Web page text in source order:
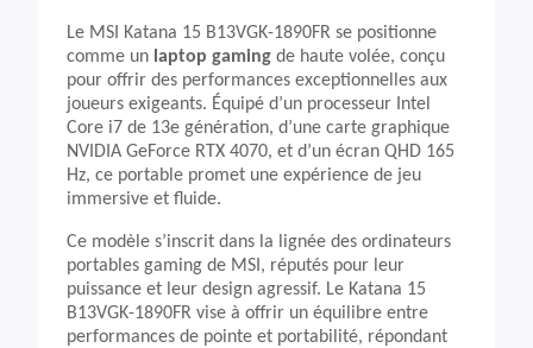
Le MSI Katana 15 B13VGK-1890FR se positionne
comme un laptop gaming de haute volée, conçu
pour offrir des performances exceptionnelles aux
joueurs exigeants. Équipé d’un processeur Intel
Core i7 de 13e génération, d’une carte graphique
NVIDIA GeForce RTX 4070, et d’un écran QHD 165
Hz, ce portable promet une expérience de jeu
immersive et fluide.
Ce modèle s’inscrit dans la lignée des ordinateurs
portables gaming de MSI, réputés pour leur
puissance et leur design agressif. Le Katana 15
B13VGK-1890FR vise à offrir un équilibre entre
performances de pointe et portabilité, répondant